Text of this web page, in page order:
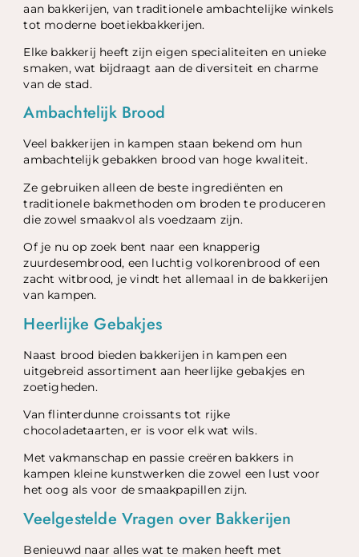
aan bakkerijen, van traditionele ambachtelijke winkels
tot moderne boetiekbakkerijen.
Elke bakkerij heeft zijn eigen specialiteiten en unieke
smaken, wat bijdraagt aan de diversiteit en charme
van de stad.
Ambachtelijk Brood
Veel bakkerijen in kampen staan bekend om hun
ambachtelijk gebakken brood van hoge kwaliteit.
Ze gebruiken alleen de beste ingrediënten en
traditionele bakmethoden om broden te produceren
die zowel smaakvol als voedzaam zijn.
Of je nu op zoek bent naar een knapperig
zuurdesembrood, een luchtig volkorenbrood of een
zacht witbrood, je vindt het allemaal in de bakkerijen
van kampen.
Heerlijke Gebakjes
Naast brood bieden bakkerijen in kampen een
uitgebreid assortiment aan heerlijke gebakjes en
zoetigheden.
Van flinterdunne croissants tot rijke
chocoladetaarten, er is voor elk wat wils.
Met vakmanschap en passie creëren bakkers in
kampen kleine kunstwerken die zowel een lust voor
het oog als voor de smaakpapillen zijn.
Veelgestelde Vragen over Bakkerijen
Benieuwd naar alles wat te maken heeft met